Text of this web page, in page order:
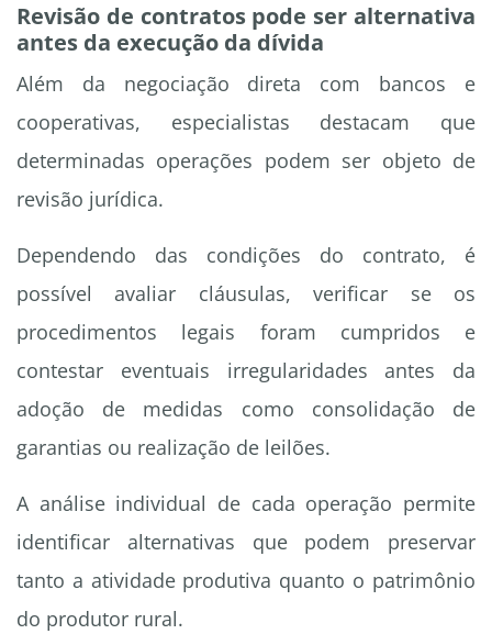
Revisão de contratos pode ser alternativa
antes da execução da dívida
Além da negociação direta com bancos e
cooperativas, especialistas destacam que
determinadas operações podem ser objeto de
revisão jurídica.
Dependendo das condições do contrato, é
possível avaliar cláusulas, verificar se os
procedimentos legais foram cumpridos e
contestar eventuais irregularidades antes da
adoção de medidas como consolidação de
garantias ou realização de leilões.
A análise individual de cada operação permite
identificar alternativas que podem preservar
tanto a atividade produtiva quanto o patrimônio
do produtor rural.